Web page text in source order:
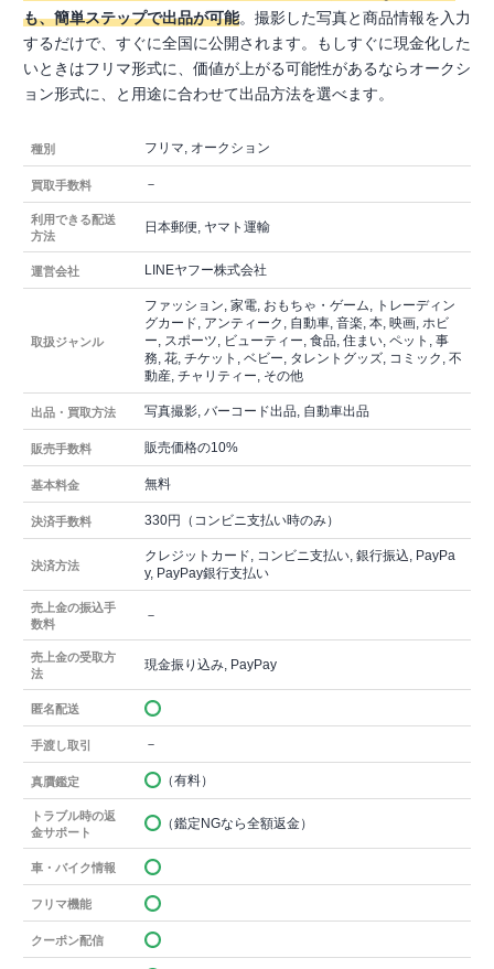
も、簡単ステップで出品が可能。撮影した写真と商品情報を入力
するだけで、すぐに全国に公開されます。もしすぐに現金化した
いときはフリマ形式に、価値が上がる可能性があるならオークシ
ョン形式に、と用途に合わせて出品方法を選べます。
種別 フリマ, オークション
買取手数料 －
利用できる配送
方法
日本郵便, ヤマト運輸
運営会社 LINEヤフー株式会社
取扱ジャンル
ファッション, 家電, おもちゃ・ゲーム, トレーディン
グカード, アンティーク, 自動車, 音楽, 本, 映画, ホビ
ー, スポーツ, ビューティー, 食品, 住まい, ペット, 事
務, 花, チケット, ベビー, タレントグッズ, コミック, 不
動産, チャリティー, その他
出品・買取方法 写真撮影, バーコード出品, 自動車出品
販売手数料 販売価格の10%
基本料金 無料
決済手数料 330円（コンビニ支払い時のみ）
決済方法
クレジットカード, コンビニ支払い, 銀行振込, PayPa
y, PayPay銀行支払い
売上金の振込手
数料
－
売上金の受取方
法
現金振り込み, PayPay
匿名配送
手渡し取引 －
真贋鑑定 （有料）
トラブル時の返
金サポート
（鑑定NGなら全額返金）
車・バイク情報
フリマ機能
クーポン配信